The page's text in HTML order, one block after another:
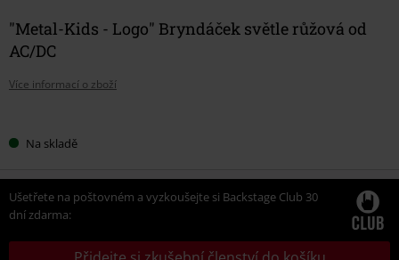
"Metal-Kids - Logo" Bryndáček světle růžová od
AC/DC
Více informací o zboží
si Na skladě
Ušetřete na poštovném a vyzkoušejte si Backstage Club 30
dní zdarma: